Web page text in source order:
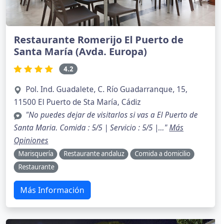
Restaurante Romerijo El Puerto de
Santa María (Avda. Europa)
4.2
Pol. Ind. Guadalete, C. Río Guadarranque, 15,
11500 El Puerto de Sta María, Cádiz
"No puedes dejar de visitarlos si vas a El Puerto de
Santa Maria. Comida : 5/5 | Servicio : 5/5 |..."Más
Opiniones
Marisquería Restaurante andaluz
Comida a domicilio
Restaurante
Más Información